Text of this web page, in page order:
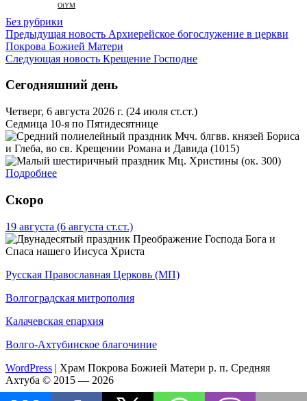
OiYM
Без рубрики
Предыдущая новость Архиерейское богослужение в церкви
Покрова Божией Матери
Следующая новость Крещение Господне
Сегодняшний день
Четверг, 6 августа 2026 г. (24 июля ст.ст.)
Седмица 10-я по Пятидесятнице
Мчч. блгвв. князей Бориса
и Глеба, во св. Крещении Романа и Давида (1015)
Мц. Христины (ок. 300)
Подробнее
Скоро
19 августа (6 августа ст.ст.)
Преображение Господа Бога и
Спаса нашего Иисуса Христа
Русская Православная Церковь (МП)
Волгоградская митрополия
Калачевская епархия
Волго-Ахтубинское благочиние
WordPress | Храм Покрова Божией Матери р. п. Средняя
Ахтуба © 2015 — 2026